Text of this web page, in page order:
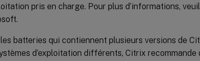
pris en charge. Pour plus d’informations,
les batteries qui contiennent plusieurs versions de
d’exploitation différents, Citrix recommande